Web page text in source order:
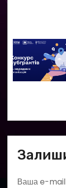
Ваша e-mail